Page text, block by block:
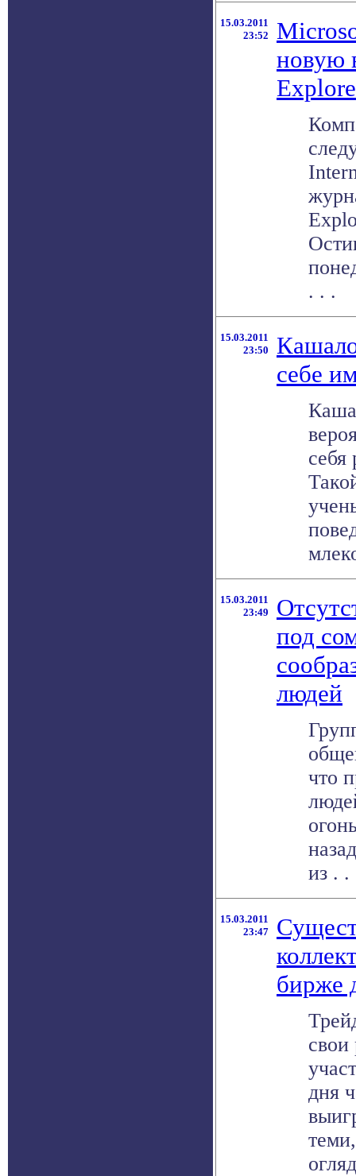
15.03.2011
23:52
новую
. . .
15.03.2011
23:50
себе
15.03.2011
23:49
под
людей
что
из . .
15.03.2011
23:47
бирже
дня